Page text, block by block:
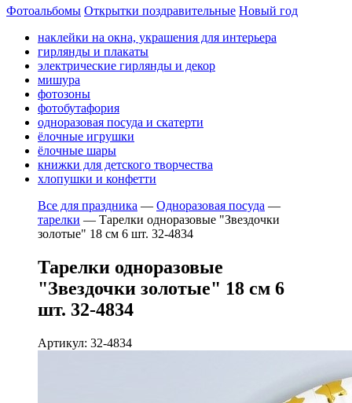
Фотоальбомы Открытки поздравительные Новый год
наклейки на окна, украшения для интерьера
гирлянды и плакаты
электрические гирлянды и декор
мишура
фотозоны
фотобутафория
одноразовая посуда и скатерти
ёлочные игрушки
ёлочные шары
книжки для детского творчества
хлопушки и конфетти
Все для праздника — Одноразовая посуда —
тарелки — Тарелки одноразовые "Звездочки
золотые" 18 см 6 шт. 32-4834
Тарелки одноразовые
"Звездочки золотые" 18 см 6
шт. 32-4834
Артикул: 32-4834